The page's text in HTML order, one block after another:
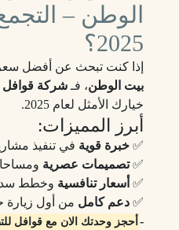
الوطن –
2025؟
إذا كنت تبحث عن أفضل
بيت الوطن، فـ شركة قوافل
خيارك الأمثل لعام 2025.
أبرز المميزات:
✅ خبرة قوية في تنفيذ
✅تصميمات عصرية
✅ أسعار تنافسية وخطط
✅ دعم كامل من أول زيارة
- أحجز وحدتك الان مع قوافل